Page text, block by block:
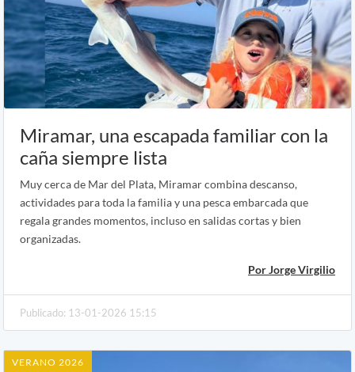
Miramar, una escapada familiar con la
caña siempre lista
Muy cerca de Mar del Plata, Miramar combina descanso,
actividades para toda la familia y una pesca embarcada que
regala grandes momentos, incluso en salidas cortas y bien
organizadas.
Por Jorge Virgilio
Publicado: 13-01-2026 15:15
VERANO 2026